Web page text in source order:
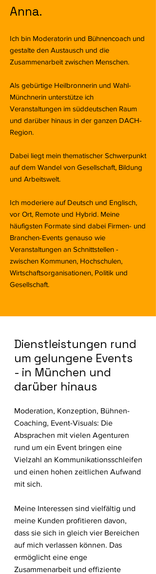
Anna.
Ich bin Moderatorin und Bühnencoach und
gestalte den Austausch und die
Zusammenarbeit zwischen Menschen.
Als gebürtige Heilbronnerin und Wahl-
Münchnerin unterstütze ich
Veranstaltungen im süddeutschen Raum
und darüber hinaus in der ganzen DACH-
Region.
Dabei liegt mein thematischer Schwerpunkt
auf dem Wandel von Gesellschaft, Bildung
und Arbeitswelt.
Ich moderiere auf Deutsch und Englisch,
vor Ort, Remote und Hybrid. Meine
häufigsten Formate sind dabei Firmen- und
Branchen-Events genauso wie
Veranstaltungen an Schnittstellen -
zwischen Kommunen, Hochschulen,
Wirtschaftsorganisationen, Politik und
Gesellschaft.
Dienstleistungen rund
um gelungene Events
- in München und
darüber hinaus
Moderation, Konzeption, Bühnen-
Coaching, Event-Visuals: Die
Absprachen mit vielen Agenturen
rund um ein Event bringen eine
Vielzahl an Kommunikationsschleifen
und einen hohen zeitlichen Aufwand
mit sich.
Meine Interessen sind vielfältig und
meine Kunden profitieren davon,
dass sie sich in gleich vier Bereichen
auf mich verlassen können. Das
ermöglicht eine enge
Zusammenarbeit und effiziente